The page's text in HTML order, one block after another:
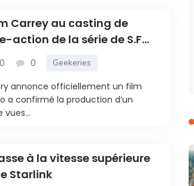
Carrey au casting de
action de la série de S.F
0 Geekeries
annonce officiellement un film
a confirmé la production d’un
vues...
à la vitesse supérieure
Starlink